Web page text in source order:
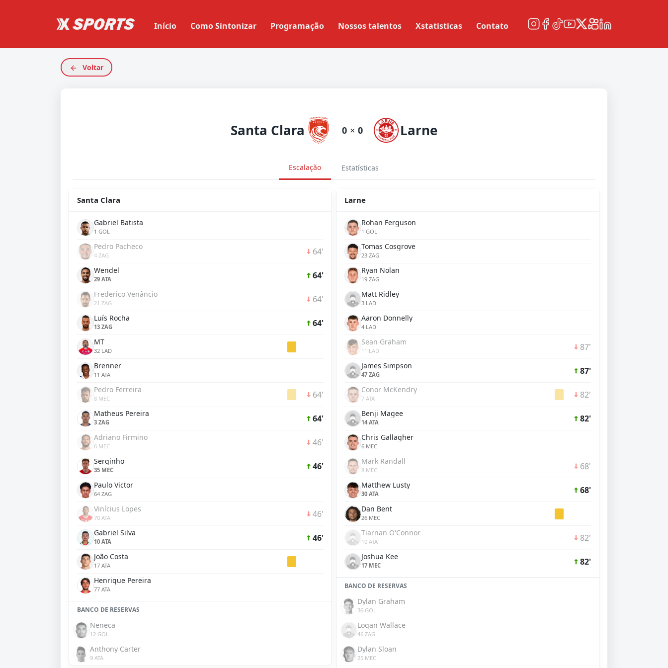
Início Como Sintonizar Programação Nossos talentos Xstatisticas Contato
Voltar
Santa Clara 0 × 0 Larne
Escalação Estatísticas
Santa Clara
Gabriel Batista
1 GOL
Pedro Pacheco
4 ZAG 64'
Wendel
29 ATA 64'
Frederico Venâncio
21 ZAG 64'
Luís Rocha
13 ZAG 64'
MT
32 LAD
Brenner
11 ATA
Pedro Ferreira
8 MEC 64'
Matheus Pereira
3 ZAG 64'
Adriano Firmino
6 MEC 46'
Serginho
35 MEC 46'
Paulo Victor
64 ZAG
Vinícius Lopes
70 ATA 46'
Gabriel Silva
10 ATA 46'
João Costa
17 ATA
Henrique Pereira
77 ATA
BANCO DE RESERVAS
Neneca
12 GOL
Anthony Carter
9 ATA
Larne
Rohan Ferguson
1 GOL
Tomas Cosgrove
23 ZAG
Ryan Nolan
19 ZAG
Matt Ridley
3 LAD
Aaron Donnelly
4 LAD
Sean Graham
11 LAD 87'
James Simpson
47 ZAG 87'
Conor McKendry
7 ATA 82'
Benji Magee
14 ATA 82'
Chris Gallagher
6 MEC
Mark Randall
8 MEC 68'
Matthew Lusty
30 ATA 68'
Dan Bent
26 MEC
Tiarnan O'Connor
10 ATA 82'
Joshua Kee
17 MEC 82'
BANCO DE RESERVAS
Dylan Graham
36 GOL
Logan Wallace
46 ZAG
Dylan Sloan
25 MEC